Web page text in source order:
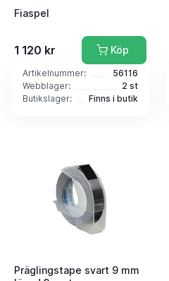
Fiaspel
1 120 kr Köp
Artikelnummer:
56116
Webblager:
2 st
Butikslager:
Finns i butik
Präglingstape svart 9 mm